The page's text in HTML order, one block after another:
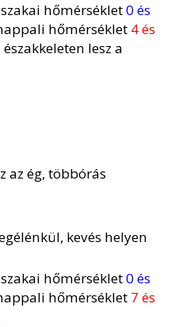
hőmérséklet0 és
hőmérséklet 4 és
lesz a
az ég, többórás
kevés helyen
hőmérséklet0 és
hőmérséklet 7 és